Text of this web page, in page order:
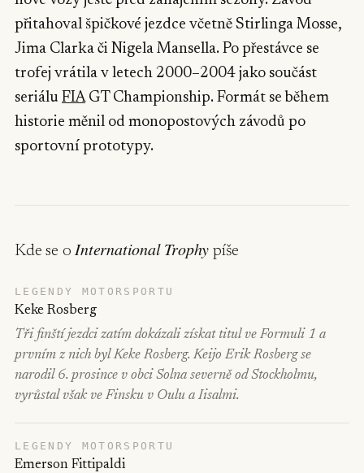
přitahoval špičkové jezdce včetně Stirlinga Mosse,
Jima Clarka či Nigela Mansella. Po přestávce se
trofej vrátila v letech 2000–2004 jako součást
seriálu FIAGT Championship. Formát se během
historie měnil od monopostových závodů po
sportovní prototypy.
Kde se oInternational Trophy píše
LEGENDY MOTORSPORTU
Keke Rosberg
Tři finští jezdci zatím dokázali získat titul ve Formuli 1 a
prvním z nich byl Keke Rosberg. Keijo Erik Rosberg se
narodil 6. prosince v obci Solna severně od Stockholmu,
vyrůstal však ve Finsku v Oulu a Iisalmi.
LEGENDY MOTORSPORTU
Emerson Fittipaldi